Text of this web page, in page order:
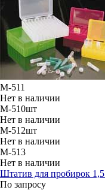
M-511
Нет в наличии
M-510шт
Нет в наличии
M-512шт
Нет в наличии
M-513
Нет в наличии
Штатив для пробирок
По запросу